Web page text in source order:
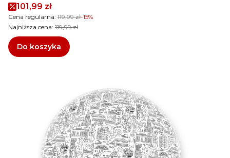
Cena promocyjna
101,99 zł
Cena regularna: 119,99 zł-15%
Najniższa cena: 119,99 zł
Do koszyka